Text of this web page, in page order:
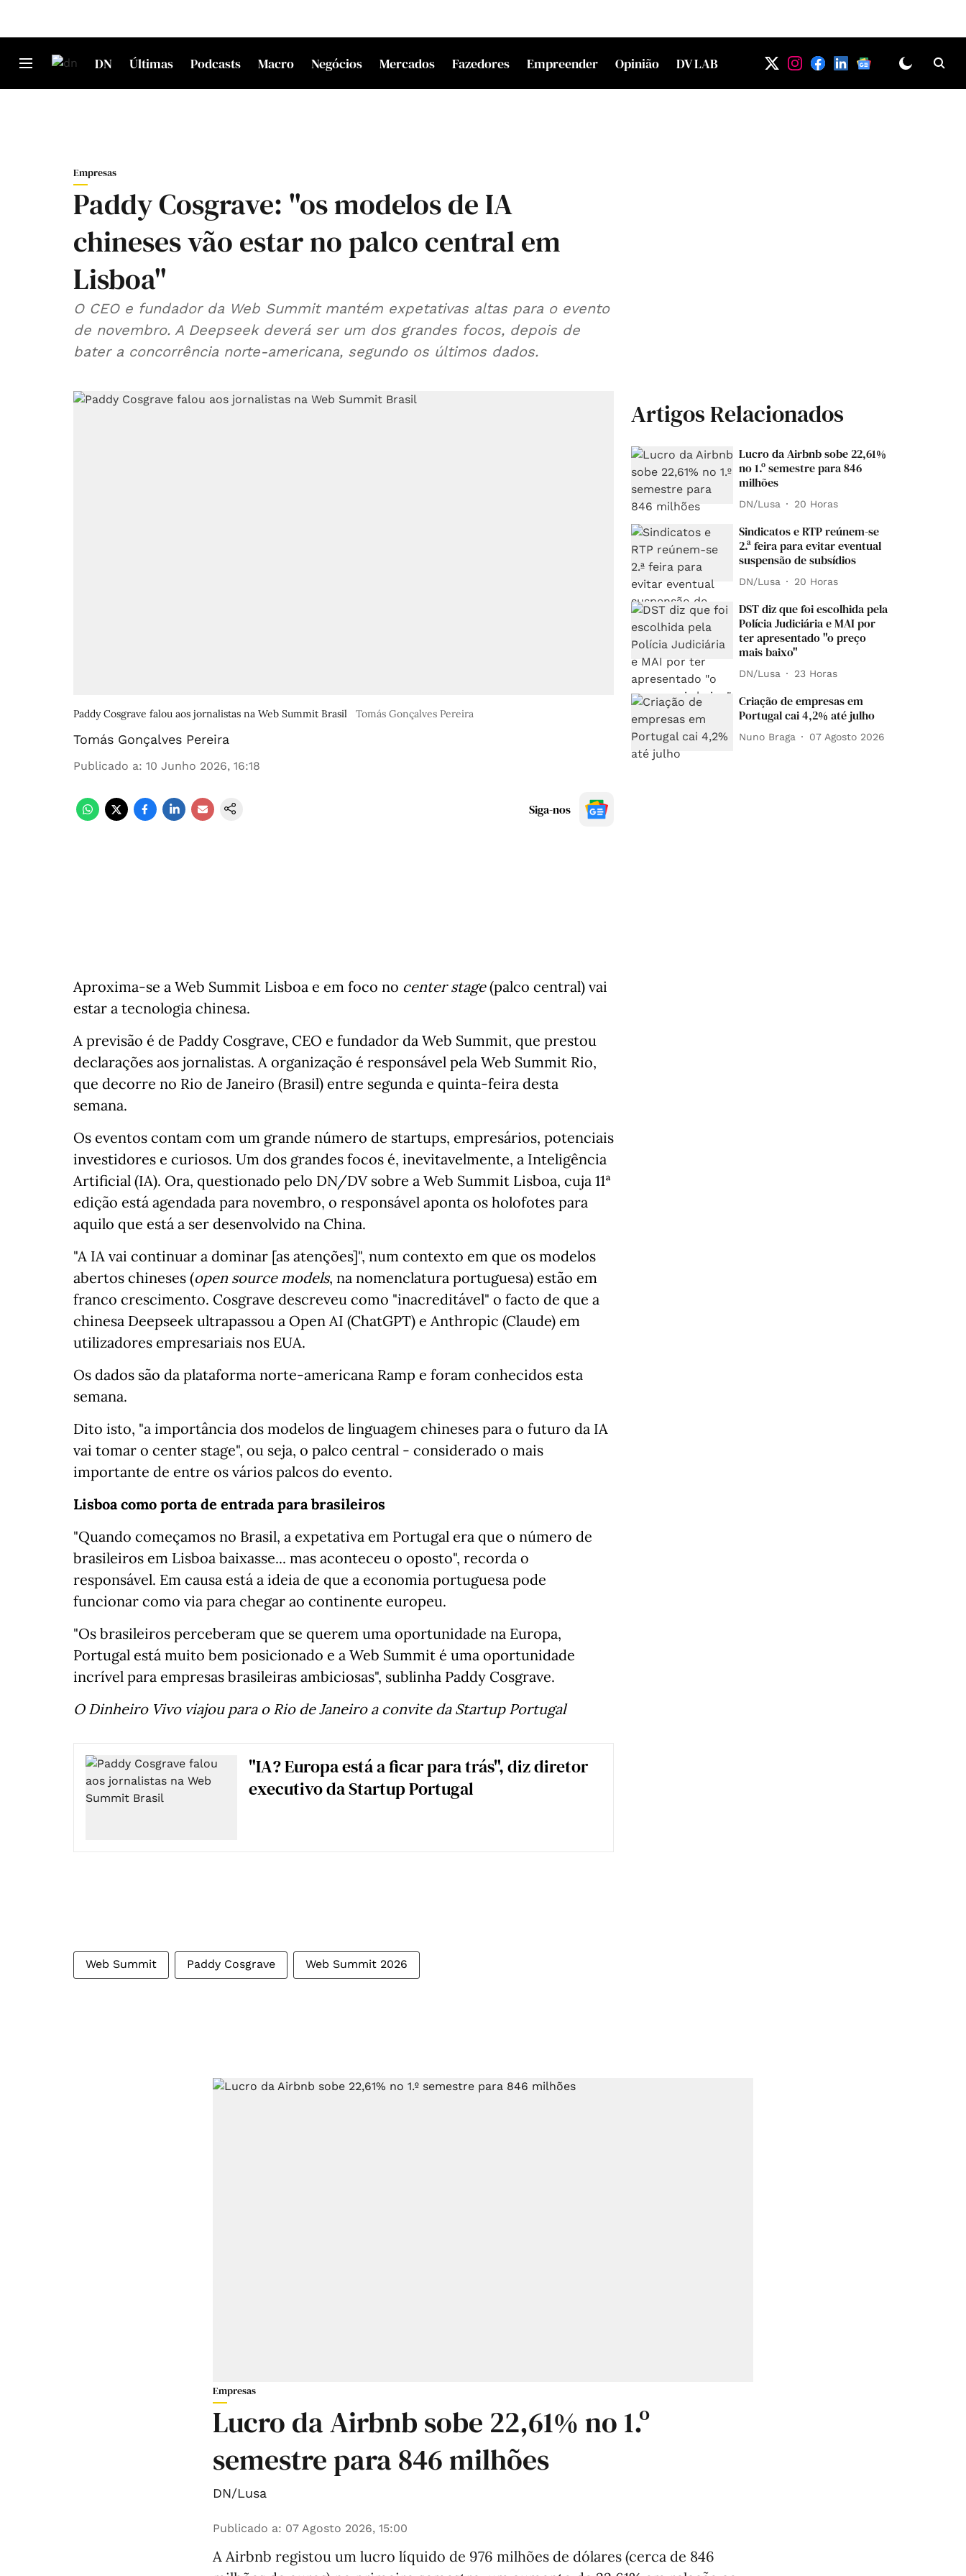
DN Últimas Podcasts Macro Negócios Mercados Fazedores Empreender Opinião DV LAB
Empresas
Paddy Cosgrave: "os modelos de IA
chineses vão estar no palco central em
Lisboa"
O CEO e fundador da Web Summit mantém expetativas altas para o evento
de novembro. A Deepseek deverá ser um dos grandes focos, depois de
bater a concorrência norte-americana, segundo os últimos dados.
Paddy Cosgrave falou aos jornalistas na Web Summit Brasil Tomás Gonçalves Pereira
Tomás Gonçalves Pereira
Publicado a: 10 Junho 2026, 16:18
Siga-nos
Aproxima-se a Web Summit Lisboa e em foco no center stage(palco central) vai
estar a tecnologia chinesa.
A previsão é de Paddy Cosgrave, CEO e fundador da Web Summit, que prestou
declarações aos jornalistas. A organização é responsável pela Web Summit Rio,
que decorre no Rio de Janeiro (Brasil) entre segunda e quinta-feira desta
semana.
Os eventos contam com um grande número de startups, empresários, potenciais
investidores e curiosos. Um dos grandes focos é, inevitavelmente, a Inteligência
Artificial (IA). Ora, questionado pelo DN/DV sobre a Web Summit Lisboa, cuja 11ª
edição está agendada para novembro, o responsável aponta os holofotes para
aquilo que está a ser desenvolvido na China.
"A IA vai continuar a dominar [as atenções]", num contexto em que os modelos
abertos chineses (open source models, na nomenclatura portuguesa) estão em
franco crescimento. Cosgrave descreveu como "inacreditável" o facto de que a
chinesa Deepseek ultrapassou a Open AI (ChatGPT) e Anthropic (Claude) em
utilizadores empresariais nos EUA.
Os dados são da plataforma norte-americana Ramp e foram conhecidos esta
semana.
Dito isto, "a importância dos modelos de linguagem chineses para o futuro da IA
vai tomar o center stage", ou seja, o palco central - considerado o mais
importante de entre os vários palcos do evento.
Lisboa como porta de entrada para brasileiros
"Quando começamos no Brasil, a expetativa em Portugal era que o número de
brasileiros em Lisboa baixasse... mas aconteceu o oposto", recorda o
responsável. Em causa está a ideia de que a economia portuguesa pode
funcionar como via para chegar ao continente europeu.
"Os brasileiros perceberam que se querem uma oportunidade na Europa,
Portugal está muito bem posicionado e a Web Summit é uma oportunidade
incrível para empresas brasileiras ambiciosas", sublinha Paddy Cosgrave.
O Dinheiro Vivo viajou para o Rio de Janeiro a convite da Startup Portugal
"IA? Europa está a ficar para trás", diz diretor
executivo da Startup Portugal
Web Summit Paddy Cosgrave Web Summit 2026
Artigos Relacionados
Lucro da Airbnb sobe 22,61%
no 1.º semestre para 846
milhões
DN/Lusa 20 Horas
Sindicatos e RTP reúnem-se
2.ª feira para evitar eventual
suspensão de subsídios
DN/Lusa 20 Horas
DST diz que foi escolhida pela
Polícia Judiciária e MAI por
ter apresentado "o preço
mais baixo"
DN/Lusa 23 Horas
Criação de empresas em
Portugal cai 4,2% até julho
Nuno Braga 07 Agosto 2026
Empresas
Lucro da Airbnb sobe 22,61% no 1.º
semestre para 846 milhões
DN/Lusa
Publicado a: 07 Agosto 2026, 15:00
A Airbnb registou um lucro líquido de 976 milhões de dólares (cerca de 846